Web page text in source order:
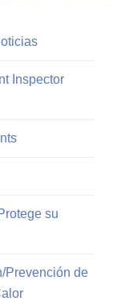
Inspector
su
Prevención de